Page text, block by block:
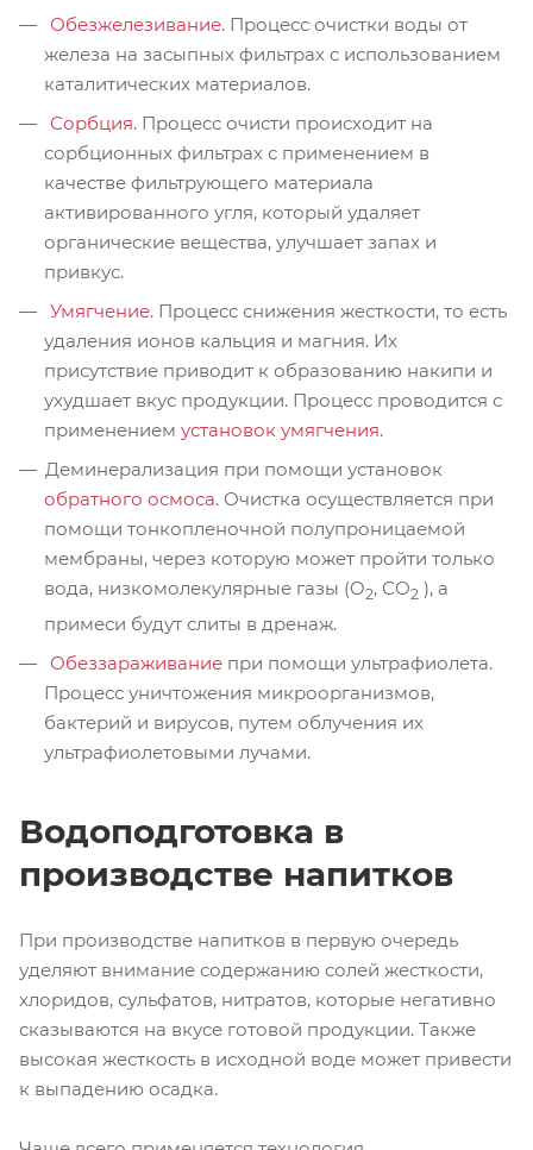
Обезжелезивание. Процесс очистки воды от
железа на засыпных фильтрах с использованием
каталитических материалов.
Сорбция. Процесс очисти происходит на
сорбционных фильтрах с применением в
качестве фильтрующего материала
активированного угля, который удаляет
органические вещества, улучшает запах и
привкус.
Умягчение. Процесс снижения жесткости, то есть
удаления ионов кальция и магния. Их
присутствие приводит к образованию накипи и
ухудшает вкус продукции. Процесс проводится с
применением установок умягчения.
Деминерализация при помощи установок
обратного осмоса. Очистка осуществляется при
помощи тонкопленочной полупроницаемой
мембраны, через которую может пройти только
вода, низкомолекулярные газы (O2, СО2 ), а
примеси будут слиты в дренаж.
Обеззараживание при помощи ультрафиолета.
Процесс уничтожения микроорганизмов,
бактерий и вирусов, путем облучения их
ультрафиолетовыми лучами.
Водоподготовка в
производстве напитков
При производстве напитков в первую очередь
уделяют внимание содержанию солей жесткости,
хлоридов, сульфатов, нитратов, которые негативно
сказываются на вкусе готовой продукции. Также
высокая жесткость в исходной воде может привести
к выпадению осадка.